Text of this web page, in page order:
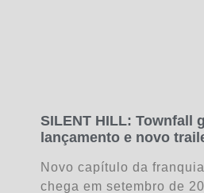
SILENT HILL: Townfall
lançamento e novo
Novo capítulo da
chega em setembro de